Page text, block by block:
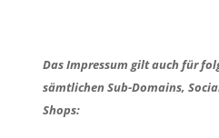
Das Impressum gilt auch für
sämtlichen Sub-Domains,
Shops: